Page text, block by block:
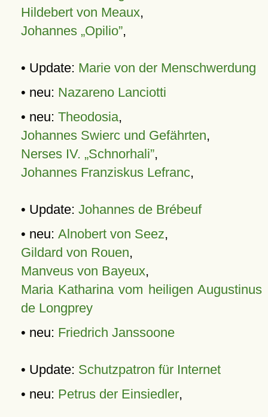
Hildebert von Meaux,
Johannes „Opilio”,
• Update: Marie von der Menschwerdung
• neu: Nazareno Lanciotti
• neu: Theodosia,
Johannes Swierc und Gefährten,
Nerses IV. „Schnorhali”,
Johannes Franziskus Lefranc,
• Update: Johannes de Brébeuf
• neu: Alnobert von Seez,
Gildard von Rouen,
Manveus von Bayeux,
Maria Katharina vom heiligen Augustinus
de Longprey
• neu: Friedrich Janssoone
• Update: Schutzpatron für Internet
• neu: Petrus der Einsiedler,